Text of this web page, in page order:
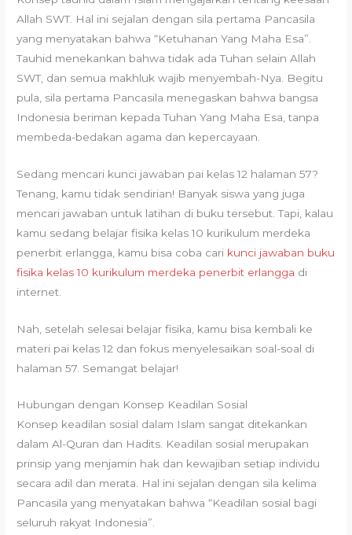
Allah SWT. Hal ini sejalan dengan sila pertama Pancasila
yang menyatakan bahwa “Ketuhanan Yang Maha Esa”.
Tauhid menekankan bahwa tidak ada Tuhan selain Allah
SWT, dan semua makhluk wajib menyembah-Nya. Begitu
pula, sila pertama Pancasila menegaskan bahwa bangsa
Indonesia beriman kepada Tuhan Yang Maha Esa, tanpa
membeda-bedakan agama dan kepercayaan.
Sedang mencari kunci jawaban pai kelas 12 halaman 57?
Tenang, kamu tidak sendirian! Banyak siswa yang juga
mencari jawaban untuk latihan di buku tersebut. Tapi, kalau
kamu sedang belajar fisika kelas 10 kurikulum merdeka
penerbit erlangga, kamu bisa coba cari kunci jawaban buku
fisika kelas 10 kurikulum merdeka penerbit erlangga di
internet.
Nah, setelah selesai belajar fisika, kamu bisa kembali ke
materi pai kelas 12 dan fokus menyelesaikan soal-soal di
halaman 57. Semangat belajar!
Hubungan dengan Konsep Keadilan Sosial
Konsep keadilan sosial dalam Islam sangat ditekankan
dalam Al-Quran dan Hadits. Keadilan sosial merupakan
prinsip yang menjamin hak dan kewajiban setiap individu
secara adil dan merata. Hal ini sejalan dengan sila kelima
Pancasila yang menyatakan bahwa “Keadilan sosial bagi
seluruh rakyat Indonesia”.